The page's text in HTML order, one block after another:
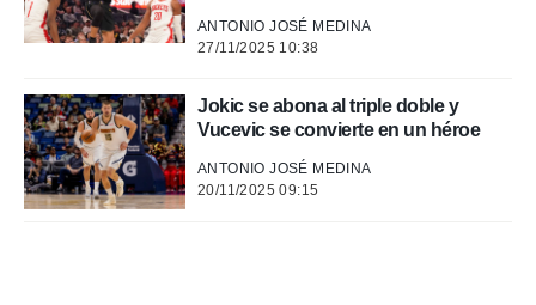
ANTONIO JOSÉ MEDINA
27/11/2025 10:38
Jokic se abona al triple doble y
Vucevic se convierte en un héroe
ANTONIO JOSÉ MEDINA
20/11/2025 09:15